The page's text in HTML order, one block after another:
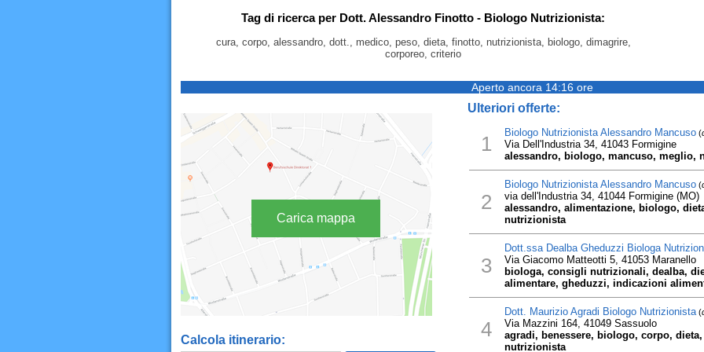
Tag di ricerca per Dott. Alessandro Finotto - Biologo Nutrizionista:
cura, corpo, alessandro, dott., medico, peso, dieta, finotto, nutrizionista, biologo, dimagrire,
corporeo, criterio
Aperto ancora 14:16 ore
Carica mappa
Calcola itinerario:
Ulteriori offerte:
1 Biologo Nutrizionista Alessandro Mancuso(
Via Dell'Industria 34, 41043 Formigine
alessandro, biologo, mancuso, meglio,
2
Biologo Nutrizionista Alessandro Mancuso(
via dell'Industria 34, 41044 Formigine (MO)
alessandro, alimentazione, biologo,
nutrizionista
3
Dott.ssa Dealba Gheduzzi Biologa
Via Giacomo Matteotti 5, 41053 Maranello
biologa, consigli nutrizionali, dealba,
alimentare, gheduzzi, indicazioni
4
Dott. Maurizio Agradi Biologo Nutrizionista(
Via Mazzini 164, 41049 Sassuolo
agradi, benessere, biologo, corpo,
nutrizionista